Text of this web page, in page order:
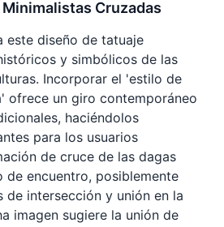
Minimalistas Cruzadas
este diseño de tatuaje
y simbólicos de las
Incorporar el 'estilo de
ofrece un giro contemporáneo
haciéndolos
para los usuarios
de cruce de las dagas
de encuentro, posiblemente
de intersección y unión en la
imagen sugiere la unión de